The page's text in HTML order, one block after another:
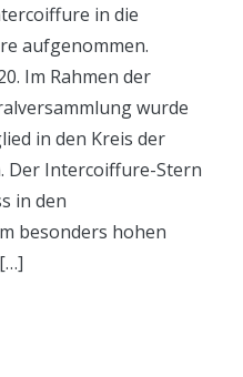
in die
aufgenommen.
Im Rahmen der
wurde
in den Kreis der
Der Intercoiffure-Stern
in den
besonders hohen